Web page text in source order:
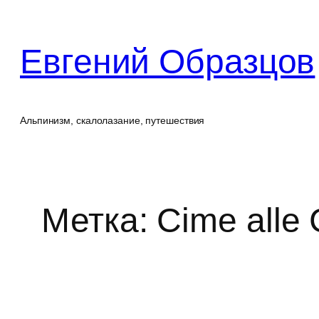
содержимому
Евгений Образцов
Альпинизм, скалолазание, путешествия
Метка: Cime alle